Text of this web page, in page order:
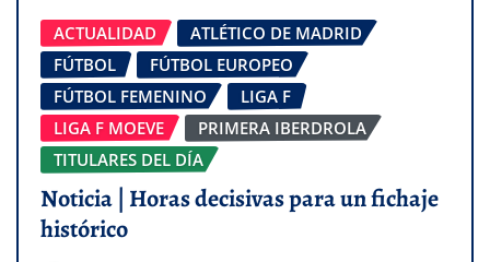
ACTUALIDAD
ATLÉTICO DE MADRID
FÚTBOL
FÚTBOL EUROPEO
FÚTBOL FEMENINO
LIGA F
LIGA F MOEVE
PRIMERA IBERDROLA
TITULARES DEL DÍA
Noticia | Horas decisivas para un fichaje
histórico